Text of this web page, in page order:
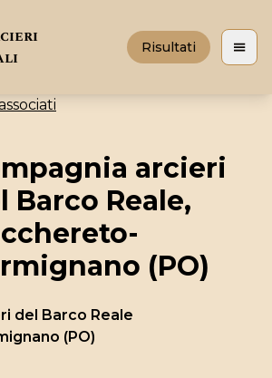
Risultati Apri
arcieri
Barco Reale,
(PO)
del Barco Reale
(PO)